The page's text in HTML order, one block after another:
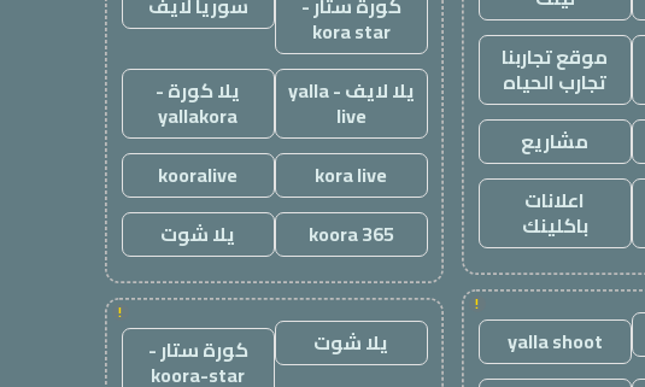
موقع تجاربنا
تجارب الحياه
مشاريع
اعلانات
باكلينك
!
yalla shoot
kora star
يلا لايف - yalla
live
يلا كورة -
yallakora
kora live
kooralive
koora 365
يلا شوت
!
يلا شوت كورة ستار -
koora-star